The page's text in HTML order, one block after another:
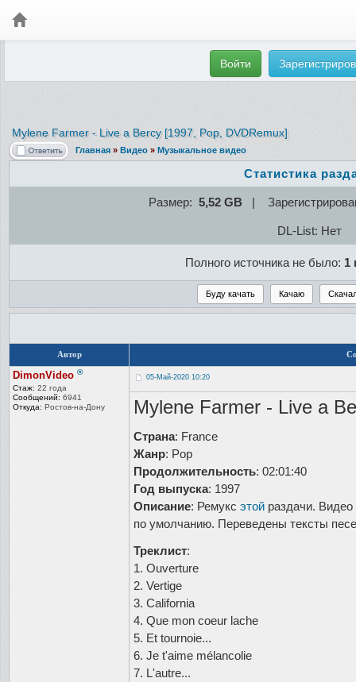
Войти
Mylene Farmer - Live a Bercy [1997, Pop, DVDRemux]
Главная » Видео » Музыкальное видео
Статистика
Размер: 5,52 GB |
DL-List: Нет
Полного источника не было: 1
Автор
DimonVideo ®
Стаж: 22 года
Сообщений: 6941
Откуда: Ростов-на-Дону
05-Май-2020 10:20
Mylene Farmer - Live a
Страна: France
Жанр: Pop
Продолжительность: 02:01:40
Год выпуска: 1997
Описание: Ремукс этой раздачи.
по умолчанию. Переведены тексты
Треклист:
1. Ouverture
2. Vertige
3. California
4. Que mon coeur lache
5. Et tournoie...
6. Je t'aime mélancolie
7. L'autre...